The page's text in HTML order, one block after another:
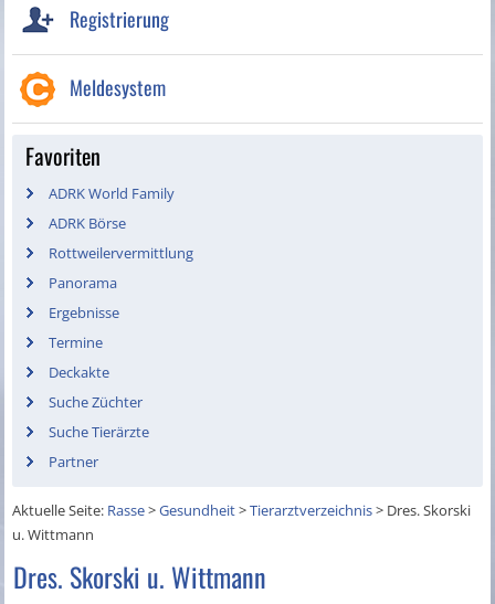
Registrierung
Meldesystem
Favoriten
ADRK World Family
ADRK Börse
Rottweilervermittlung
Panorama
Ergebnisse
Termine
Deckakte
Suche Züchter
Suche Tierärzte
Partner
Aktuelle Seite: Rasse>Gesundheit>Tierarztverzeichnis> Dres. Skorski
u. Wittmann
Dres. Skorski u. Wittmann